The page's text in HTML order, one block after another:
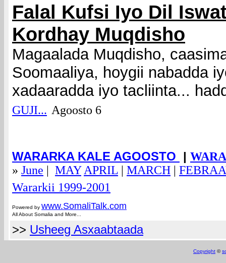
Falal Kufsi Iyo Dil
Kordhay Muqdisho
Magaalada Muqdisho,
Soomaaliya, hoygii nabadda
xadaaradda iyo tacliinta...
GUJI... Agoosto 6
WARARKA KALE AGOOSTO |
» June | MAY APRIL | MARCH |
Wararkii 1999-2001
Powered by www.SomaliTalk.com
All About Somalia and More...
>> Usheeg Asxaabtaada
Copyright ©